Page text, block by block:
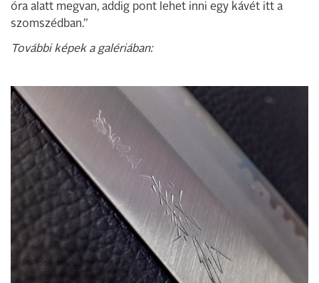
óra alatt megvan, addig pont lehet inni egy kávét itt a
szomszédban.”
További képek a galériában: